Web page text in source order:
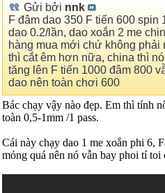
Gửi bởi nnk
F đâm dao 350 F tiến 600 spin
dao 0.2/lần, dao xoắn 2 me
hàng mua mới chứ không phải
thì cắt êm hơn nữa, china thì
tăng lên F tiến 1000 đâm 800
dao nên toàn chơi 600
Bác chạy vậy nào đẹp. Em thì tính
toàn 0,5-1mm /1 pass.
Cái này chạy dao 1 me xoắn phi 6,
mỏng quá nên nó vẫn bay phoi tí toi